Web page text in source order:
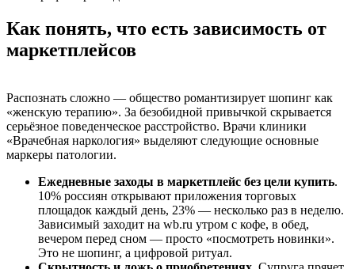
Как понять, что есть зависимость от
маркетплейсов
Распознать сложно — общество романтизирует шопинг как
«женскую терапию». За безобидной привычкой скрывается
серьёзное поведенческое расстройство. Врачи клиники
«Врачебная наркология» выделяют следующие основные
маркеры патологии.
Ежедневные заходы в маркетплейс без цели купить.
10% россиян открывают приложения торговых
площадок каждый день, 23% — несколько раз в неделю.
Зависимый заходит на wb.ru утром с кофе, в обед,
вечером перед сном — просто «посмотреть новинки».
Это не шопинг, а цифровой ритуал.